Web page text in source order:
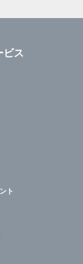
ビス
ト